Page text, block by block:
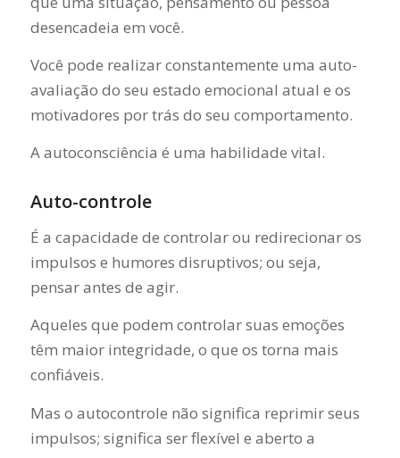
desencadeia em você.
Você pode realizar constantemente uma auto-
avaliação do seu estado emocional atual e os
motivadores por trás do seu comportamento.
A autoconsciência é uma habilidade vital.
Auto-controle
É a capacidade de controlar ou redirecionar os
impulsos e humores disruptivos; ou seja,
pensar antes de agir.
Aqueles que podem controlar suas emoções
têm maior integridade, o que os torna mais
confiáveis.
Mas o autocontrole não significa reprimir seus
impulsos; significa ser flexível e aberto a